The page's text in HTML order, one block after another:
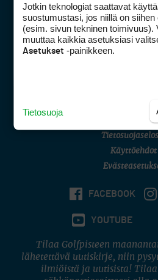
Golfpisteen
DSA
(digi)
Käyttöehdot
FACEBOOK
YOUTUBE
Tilaa Golfpisteen
lähetettävä uutiskirje, niin
ilmiöistä ja uutisista!
Jotkin teknologiat saattavat
suostumustasi, jos niillä on
(esim. sivun tekninen toimivuus).
muuttaa kaikkia asetuksiasi
Asetukset -painikkeen.
Tietosuoja